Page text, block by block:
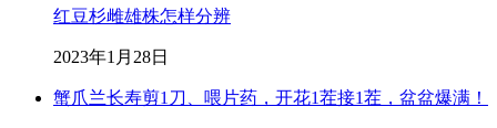
红豆杉雌雄株怎样分辨
2023年1月28日
蟹爪兰长寿剪1刀、喂片药，开花1茬接1茬，盆盆爆满！